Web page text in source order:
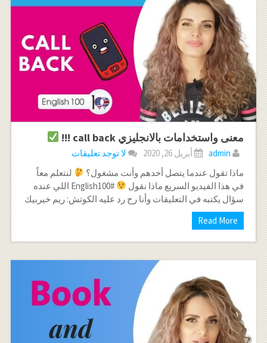
معنى واستخدامات بالانجليزي call back !!!
admin أبريل 26, 2020
لا توجد تعليقات
ماذا تقول عندما يتصل أحدهم وأنت مشغول؟
لنتعلم معاً
في هذا الفيديو السريع ماذا نقول
#English100 اللي عنده
سؤال يكتبه في التعليقات وأنا رح رد عليه الكوتش: ريم خيربيك
Read More